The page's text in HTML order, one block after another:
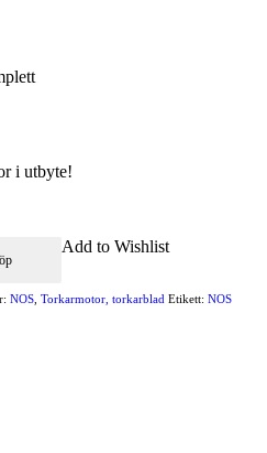
i utbyte!
Add to Wishlist
NOS Torkarmotor, torkarblad Etikett: NOS